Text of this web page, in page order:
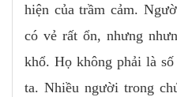
hiện của trầm cảm.
có vẻ rất ổn, nhưng
khổ. Họ không phải là
ta. Nhiều người trong